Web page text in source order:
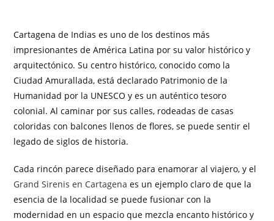
Cartagena de Indias es uno de los destinos más
impresionantes de América Latina por su valor histórico y
arquitectónico. Su centro histórico, conocido como la
Ciudad Amurallada, está declarado Patrimonio de la
Humanidad por la UNESCO y es un auténtico tesoro
colonial. Al caminar por sus calles, rodeadas de casas
coloridas con balcones llenos de flores, se puede sentir el
legado de siglos de historia.
Cada rincón parece diseñado para enamorar al viajero, y el
Grand Sirenis en Cartagena es un ejemplo claro de que la
esencia de la localidad se puede fusionar con la
modernidad en un espacio que mezcla encanto histórico y